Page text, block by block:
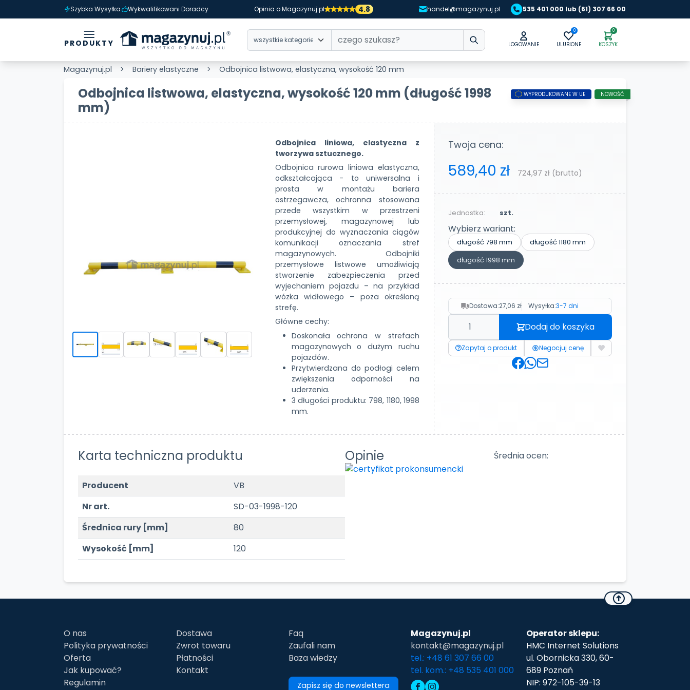
Szybka Wysyłka Wykwalifikowani Doradcy Opinia o Magazynuj.pl 4.8 handel@magazynuj.pl 535 401 000 lub (61) 307 66 00
PRODUKTY LOGOWANIE
0
ULUBIONE
0
KOSZYK
Magazynuj.pl Bariery elastyczne Odbojnica listwowa, elastyczna, wysokość 120 mm
Odbojnica listwowa, elastyczna, wysokość 120 mm (długość 1998
mm)
WYPRODUKOWANE W UE NOWOŚĆ
Odbojnica liniowa, elastyczna z
tworzywa sztucznego.
Odbojnica rurowa liniowa elastyczna,
odkształcająca - to uniwersalna i
prosta w montażu bariera
ostrzegawcza, ochronna stosowana
przede wszystkim w przestrzeni
przemysłowej, magazynowej lub
produkcyjnej do wyznaczania ciągów
komunikacji oznaczania stref
magazynowych. Odbojniki
przemysłowe listwowe umożliwiają
stworzenie zabezpieczenia przed
wyjechaniem pojazdu – na przykład
wózka widłowego – poza określoną
strefę.
Główne cechy:
Doskonała ochrona w strefach
magazynowych o dużym ruchu
pojazdów.
Przytwierdzana do podłogi celem
zwiększenia odporności na
uderzenia.
3 długości produktu: 798, 1180, 1998
mm.
Twoja cena:
589,40 zł 724,97 zł (brutto)
Jednostka: szt.
Wybierz wariant:
długość 798 mm
długość 1180 mm
długość 1998 mm
Dostawa:27,06 zł Wysyłka:3-7 dni
Dodaj do koszyka
Zapytaj o produkt Negocjuj cenę
Karta techniczna produktu
Producent
VB
Nr art.
SD-03-1998-120
Średnica rury [mm]
80
Wysokość [mm]
120
Opinie Średnia ocen:
O nas
Polityka prywatności
Oferta
Jak kupować?
Regulamin
Dostawa
Zwrot towaru
Płatności
Kontakt
Faq
Zaufali nam
Baza wiedzy
Zapisz się do newslettera
Magazynuj.pl
kontakt@magazynuj.pl
tel.: +48 61 307 66 00
tel. kom.: +48 535 401 000
Operator sklepu:
HMC Internet Solutions
ul. Obornicka 330, 60-
689 Poznań
NIP: 972-105-39-13